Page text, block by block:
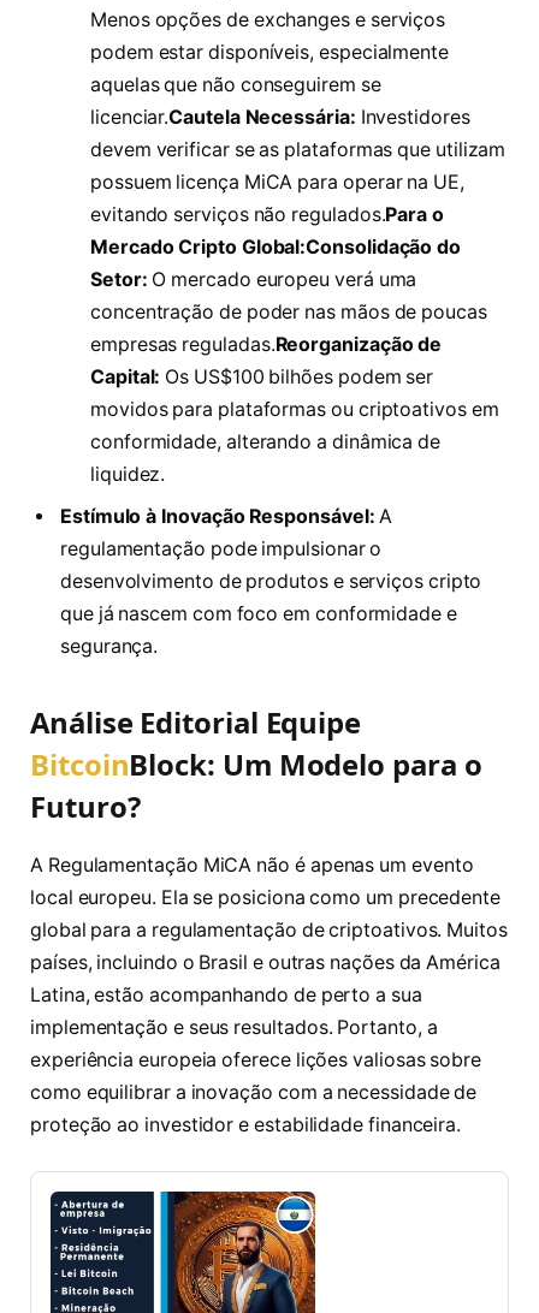
Menos opções de exchanges e serviços
podem estar disponíveis, especialmente
aquelas que não conseguirem se
licenciar.Cautela Necessária: Investidores
devem verificar se as plataformas que utilizam
possuem licença MiCA para operar na UE,
evitando serviços não regulados.Para o
Mercado Cripto Global:Consolidação do
Setor: O mercado europeu verá uma
concentração de poder nas mãos de poucas
empresas reguladas.Reorganização de
Capital: Os US$100 bilhões podem ser
movidos para plataformas ou criptoativos em
conformidade, alterando a dinâmica de
liquidez.
Estímulo à Inovação Responsável: A
regulamentação pode impulsionar o
desenvolvimento de produtos e serviços cripto
que já nascem com foco em conformidade e
segurança.
Análise Editorial Equipe
BitcoinBlock: Um Modelo para o
Futuro?
A Regulamentação MiCA não é apenas um evento
local europeu. Ela se posiciona como um precedente
global para a regulamentação de criptoativos. Muitos
países, incluindo o Brasil e outras nações da América
Latina, estão acompanhando de perto a sua
implementação e seus resultados. Portanto, a
experiência europeia oferece lições valiosas sobre
como equilibrar a inovação com a necessidade de
proteção ao investidor e estabilidade financeira.